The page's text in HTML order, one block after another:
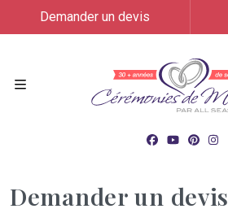
Demander un devis
Demander un devis